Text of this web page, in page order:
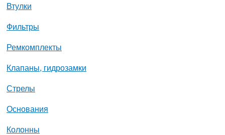
Втулки
Фильтры
Ремкомплекты
Клапаны, гидрозамки
Стрелы
Основания
Колонны